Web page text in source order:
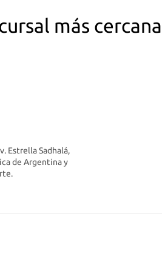
más cercana
Estrella Sadhalá,
de Argentina y